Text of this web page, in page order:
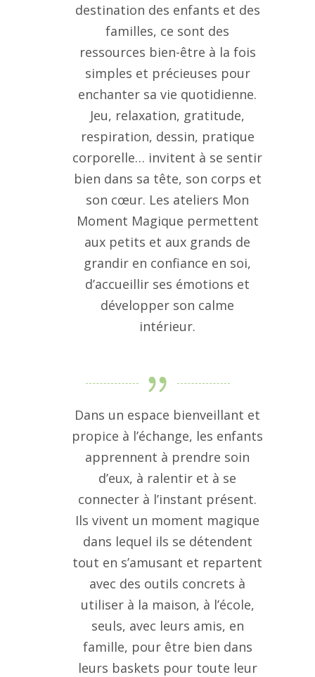
destination des enfants et des
familles, ce sont des
ressources bien-être à la fois
simples et précieuses pour
enchanter sa vie quotidienne.
Jeu, relaxation, gratitude,
respiration, dessin, pratique
corporelle… invitent à se sentir
bien dans sa tête, son corps et
son cœur. Les ateliers Mon
Moment Magique permettent
aux petits et aux grands de
grandir en confiance en soi,
d’accueillir ses émotions et
développer son calme
intérieur.
Dans un espace bienveillant et
propice à l’échange, les enfants
apprennent à prendre soin
d’eux, à ralentir et à se
connecter à l’instant présent.
Ils vivent un moment magique
dans lequel ils se détendent
tout en s’amusant et repartent
avec des outils concrets à
utiliser à la maison, à l’école,
seuls, avec leurs amis, en
famille, pour être bien dans
leurs baskets pour toute leur